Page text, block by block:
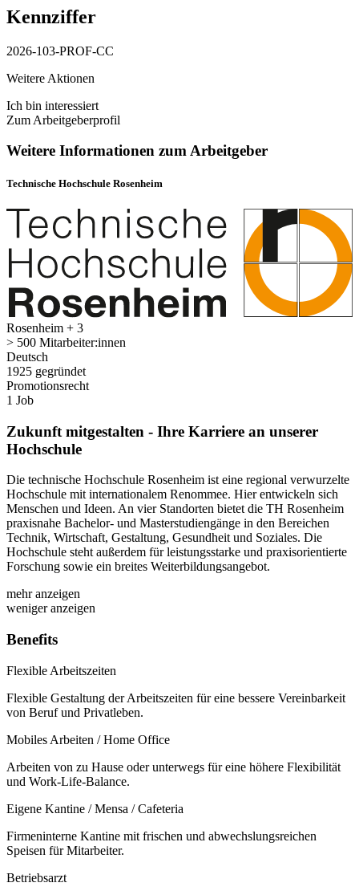
Kennziffer
2026-103-PROF-CC
Weitere Aktionen
Ich bin interessiert
Zum Arbeitgeberprofil
Weitere Informationen zum Arbeitgeber
Technische Hochschule Rosenheim
Rosenheim + 3
> 500 Mitarbeiter:innen
Deutsch
1925 gegründet
Promotionsrecht
1 Job
Zukunft mitgestalten - Ihre Karriere an unserer
Hochschule
Die technische Hochschule Rosenheim ist eine regional verwurzelte
Hochschule mit internationalem Renommee. Hier entwickeln sich
Menschen und Ideen. An vier Standorten bietet die TH Rosenheim
praxisnahe Bachelor- und Masterstudiengänge in den Bereichen
Technik, Wirtschaft, Gestaltung, Gesundheit und Soziales. Die
Hochschule steht außerdem für leistungsstarke und praxisorientierte
Forschung sowie ein breites Weiterbildungsangebot.
mehr anzeigen
weniger anzeigen
Benefits
Flexible Arbeitszeiten
Flexible Gestaltung der Arbeitszeiten für eine bessere Vereinbarkeit
von Beruf und Privatleben.
Mobiles Arbeiten / Home Office
Arbeiten von zu Hause oder unterwegs für eine höhere Flexibilität
und Work-Life-Balance.
Eigene Kantine / Mensa / Cafeteria
Firmeninterne Kantine mit frischen und abwechslungsreichen
Speisen für Mitarbeiter.
Betriebsarzt